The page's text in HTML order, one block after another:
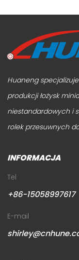
Huaneng
produkcji łożysk
niestandardowych i
rolek przesuwnych
INFORMACJA
Tel
+86-15058997617
E-mail